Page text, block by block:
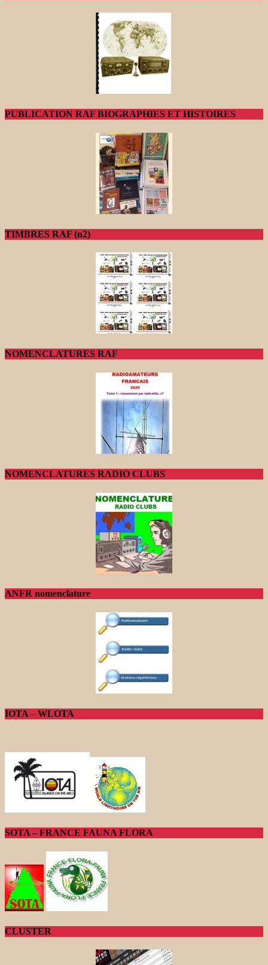
PUBLICATION RAF BIOGRAPHIES ET HISTOIRES
TIMBRES RAF (n2)
NOMENCLATURES RAF
NOMENCLATURES RADIO CLUBS
ANFR nomenclature
IOTA – WLOTA
SOTA – FRANCE FAUNA FLORA
CLUSTER